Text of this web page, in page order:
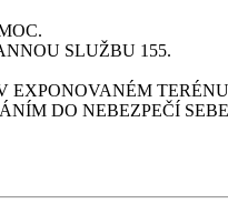
SLUŽBU 155.
EXPONOVANÉM
DO NEBEZPEČÍ